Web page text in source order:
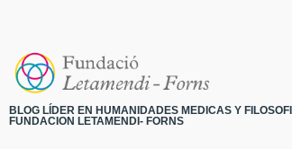
BLOG LÍDER EN HUMANIDADES MEDICAS Y
FUNDACION LETAMENDI- FORNS